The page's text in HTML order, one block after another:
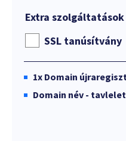
Extra szolgáltatások
SSL tanúsítvány
1x Domain
Domain név -